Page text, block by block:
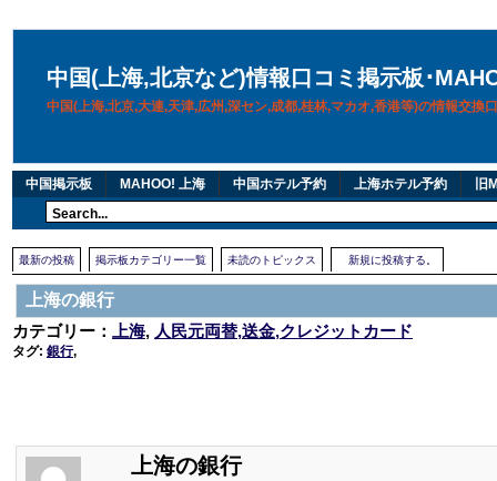
中国(上海,北京など)情報口コミ掲示板･
中国(上海,北京,大連,天津,広州,深セン,成都,桂林,マカオ,香港等)の情報交換
中国掲示板 MAHOO! 上海 中国ホテル予約 上海ホテル予約 旧
最新の投稿 掲示板カテゴリー一覧 未読のトピックス 新規に投稿する。
上海の銀行
カテゴリー：
上海, 人民元両替,送金,クレジットカード
タグ: 銀行,
上海の銀行